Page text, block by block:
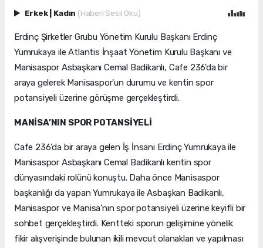
Erkek Kadın (Haberi Sesli Oku)
Erdinç Şirketler Grubu Yönetim Kurulu Başkanı Erdinç
Yumrukaya ile Atlantis İnşaat Yönetim Kurulu Başkanı ve
Manisaspor Asbaşkanı Cemal Badikanlı, Cafe 236'da bir
araya gelerek Manisaspor'un durumu ve kentin spor
potansiyeli üzerine görüşme gerçekleştirdi.
MANİSA’NIN SPOR POTANSİYELİ
Cafe 236’da bir araya gelen İş İnsanı Erdinç Yumrukaya ile
Manisaspor Asbaşkanı Cemal Badikanlı kentin spor
dünyasındaki rolünü konuştu. Daha önce Manisaspor
başkanlığı da yapan Yumrukaya ile Asbaşkan Badikanlı,
Manisaspor ve Manisa’nın spor potansiyeli üzerine keyifli bir
sohbet gerçekleştirdi. Kentteki sporun gelişimine yönelik
fikir alışverişinde bulunan ikili mevcut olanakları ve yapılması